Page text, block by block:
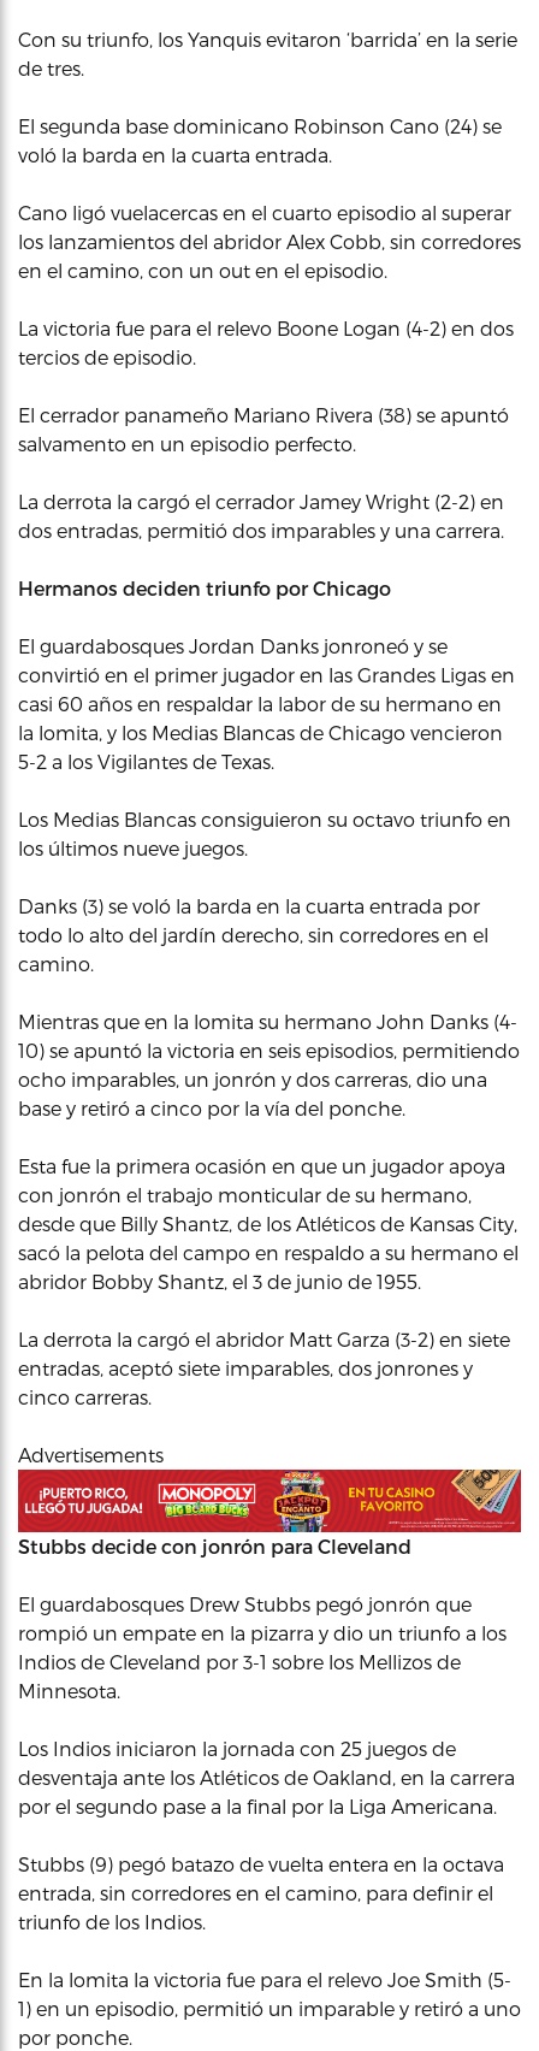
Con su triunfo, los Yanquis evitaron ‘barrida’ en la serie
de tres.
El segunda base dominicano Robinson Cano (24) se
voló la barda en la cuarta entrada.
Cano ligó vuelacercas en el cuarto episodio al superar
los lanzamientos del abridor Alex Cobb, sin corredores
en el camino, con un out en el episodio.
La victoria fue para el relevo Boone Logan (4-2) en dos
tercios de episodio.
El cerrador panameño Mariano Rivera (38) se apuntó
salvamento en un episodio perfecto.
La derrota la cargó el cerrador Jamey Wright (2-2) en
dos entradas, permitió dos imparables y una carrera.
Hermanos deciden triunfo por Chicago
El guardabosques Jordan Danks jonroneó y se
convirtió en el primer jugador en las Grandes Ligas en
casi 60 años en respaldar la labor de su hermano en
la lomita, y los Medias Blancas de Chicago vencieron
5-2 a los Vigilantes de Texas.
Los Medias Blancas consiguieron su octavo triunfo en
los últimos nueve juegos.
Danks (3) se voló la barda en la cuarta entrada por
todo lo alto del jardín derecho, sin corredores en el
camino.
Mientras que en la lomita su hermano John Danks (4-
10) se apuntó la victoria en seis episodios, permitiendo
ocho imparables, un jonrón y dos carreras, dio una
base y retiró a cinco por la vía del ponche.
Esta fue la primera ocasión en que un jugador apoya
con jonrón el trabajo monticular de su hermano,
desde que Billy Shantz, de los Atléticos de Kansas City,
sacó la pelota del campo en respaldo a su hermano el
abridor Bobby Shantz, el 3 de junio de 1955.
La derrota la cargó el abridor Matt Garza (3-2) en siete
entradas, aceptó siete imparables, dos jonrones y
cinco carreras.
Advertisements
Stubbs decide con jonrón para Cleveland
El guardabosques Drew Stubbs pegó jonrón que
rompió un empate en la pizarra y dio un triunfo a los
Indios de Cleveland por 3-1 sobre los Mellizos de
Minnesota.
Los Indios iniciaron la jornada con 25 juegos de
desventaja ante los Atléticos de Oakland, en la carrera
por el segundo pase a la final por la Liga Americana.
Stubbs (9) pegó batazo de vuelta entera en la octava
entrada, sin corredores en el camino, para definir el
triunfo de los Indios.
En la lomita la victoria fue para el relevo Joe Smith (5-
1) en un episodio, permitió un imparable y retiró a uno
por ponche.